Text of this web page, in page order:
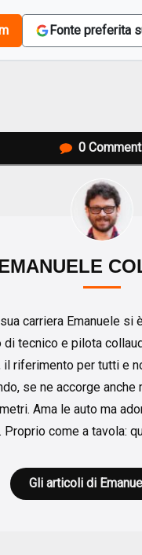
Fonte preferita
0
carriera Emanuele
tecnico e pilota
il riferimento per tutti e
se ne accorge anche
Ama le auto ma
come a tavola:
Gli articoli di